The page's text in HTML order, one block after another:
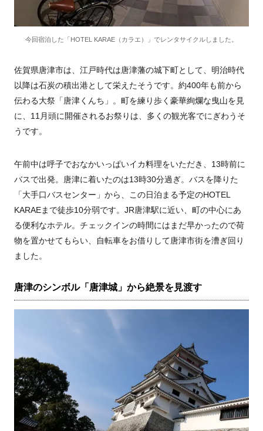
今回宿泊した「HOTEL KARAE（カラエ）」でレンタサイクルしました。
佐賀県唐津市は、江戸時代は唐津藩の城下町として、明治時代
以降は石炭の積出港として栄えたそうです。約400年も前から
伝わる大祭「唐津くんち」。町を練り歩く豪華絢爛な曳山を見
に、11月頭に開催されるお祭りは、多くの観光客でにぎわうそ
うです。
午前中は呼子でおなかいっぱいイカ料理をいただき、13時前に
バスで出発。唐津に着いたのは13時30分過ぎ。バスを降りた
「大手口バスセンター」から、この日泊まる予定のHOTEL
KARAEまで徒歩10分弱です。JR唐津駅に近い、町の中心にあ
る便利なホテル。チェックインの時間にはまだ早かったので荷
物を置かせてもらい、自転車をお借りして唐津市街を漕ぎ回り
ました。
唐津のシンボル「唐津城」から絶景を見渡す